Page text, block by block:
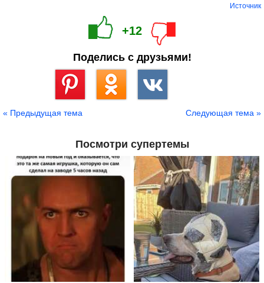
Источник
+12
Поделись с друзьями!
« Предыдущая тема Следующая тема »
Посмотри супертемы